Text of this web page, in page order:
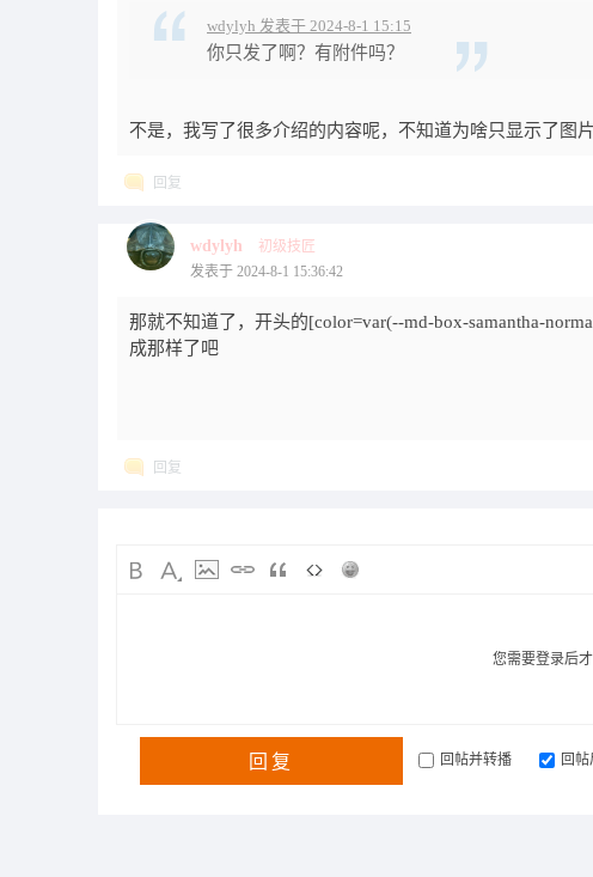
wdylyh 发表于 2024-8-1 15:15
你只发了啊？有附件吗？
不是，我写了很多介绍的内容呢，不知道为啥只显示了图片
回复
wdylyh
初级技匠
发表于 2024-8-1 15:36:42
那就不知道了，开头的[color=var(--md-box-samantha-
成那样了吧
回复
您需要登录后
回复 回帖并转播 回